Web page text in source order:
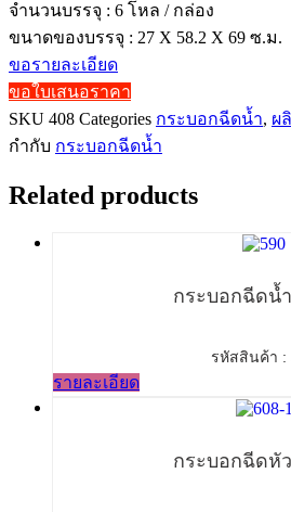
จำนวนบรรจุ : 6 โหล / กล่อง
ขนาดของบรรจุ : 27 X 58.2 X 69 ซ.ม.
ขอรายละเอียด
ขอใบเสนอราคา
SKU 408 Categories กระบอกฉีดน้ำ, ผ
กำกับ กระบอกฉีดน้ำ
Related products
กระบอกฉีดน้
รหัสสินค้า :
รายละเอียด
กระบอกฉีดหั